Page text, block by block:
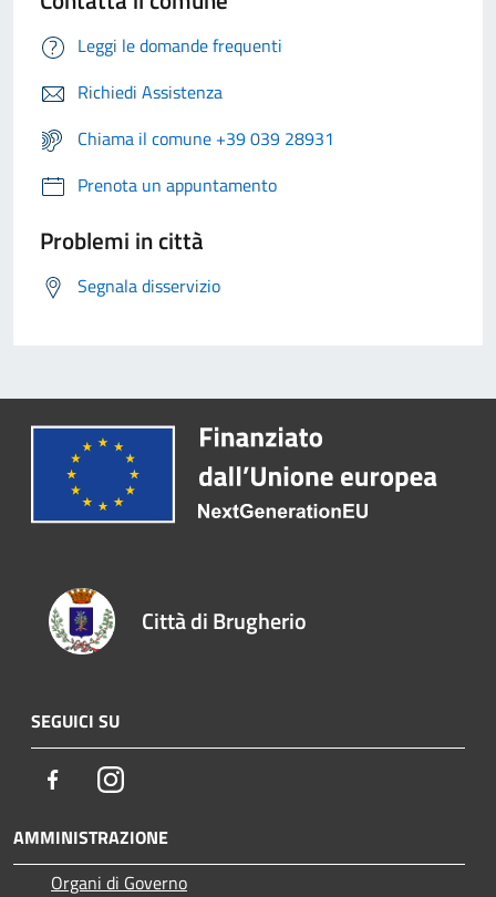
Leggi le domande frequenti
Richiedi Assistenza
Chiama il comune +39 039 28931
Prenota un appuntamento
Problemi in città
Segnala disservizio
Città di Brugherio
SEGUICI SU
FacebookInstagram
AMMINISTRAZIONE
Organi di Governo